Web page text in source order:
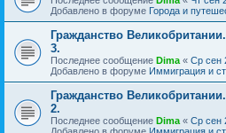
Добавлено в форуме Города и
Гражданство
3.
Последнее сообщение Dima « Ср сен
Добавлено в форуме Иммиграция и
Гражданство
2.
Последнее сообщение Dima « Ср сен
Добавлено в форуме Иммиграция и